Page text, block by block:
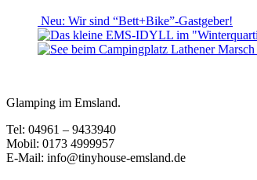
Neu: Wir sind “Bett+Bike”-Gastgeber!
Glamping im Emsland.
Tel: 04961 – 9433940
Mobil: 0173 4999957
E-Mail: info@tinyhouse-emsland.de